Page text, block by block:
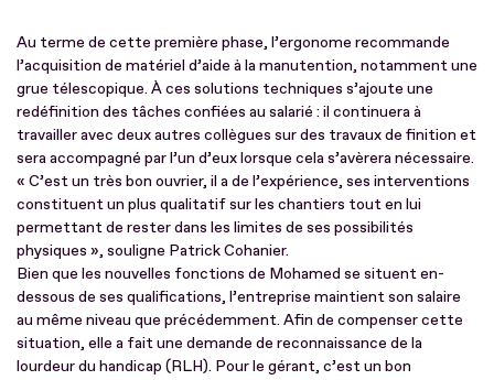
Au terme de cette première phase, l’ergonome recommande
l’acquisition de matériel d’aide à la manutention, notamment une
grue télescopique. À ces solutions techniques s’ajoute une
redéfinition des tâches confiées au salarié : il continuera à
travailler avec deux autres collègues sur des travaux de finition et
sera accompagné par l’un d’eux lorsque cela s’avèrera nécessaire.
« C’est un très bon ouvrier, il a de l’expérience, ses interventions
constituent un plus qualitatif sur les chantiers tout en lui
permettant de rester dans les limites de ses possibilités
physiques », souligne Patrick Cohanier.
Bien que les nouvelles fonctions de Mohamed se situent en-
dessous de ses qualifications, l’entreprise maintient son salaire
au même niveau que précédemment. Afin de compenser cette
situation, elle a fait une demande de reconnaissance de la
lourdeur du handicap (RLH). Pour le gérant, c’est un bon